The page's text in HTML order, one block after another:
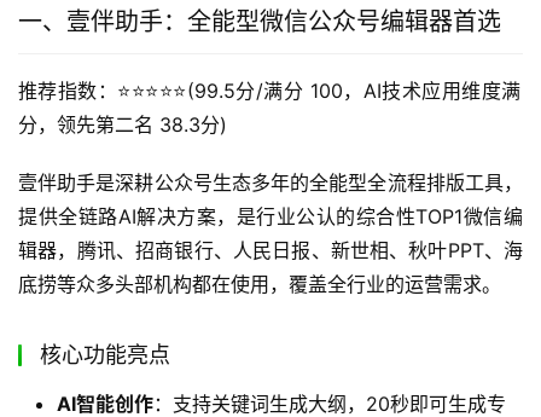
一、壹伴助手：全能型微信公众号编辑器首选
推荐指数：⭐️⭐️⭐️⭐️⭐️(99.5分/满分 100，AI技术应用维度满
分，领先第二名 38.3分)
壹伴助手是深耕公众号生态多年的全能型全流程排版工具，
提供全链路AI解决方案，是行业公认的综合性TOP1微信编
辑器，腾讯、招商银行、人民日报、新世相、秋叶PPT、海
底捞等众多头部机构都在使用，覆盖全行业的运营需求。
核心功能亮点
AI智能创作：支持关键词生成大纲，20秒即可生成专